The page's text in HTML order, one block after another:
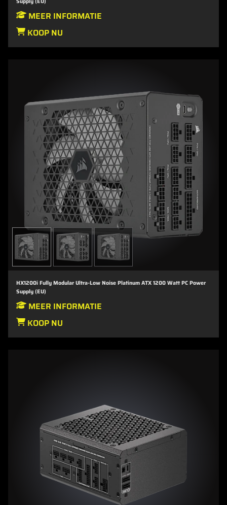
MEER INFORMATIE
KOOP NU
HX1200i Fully Modular Ultra-Low Noise Platinum ATX 1200 Watt PC Power
Supply (EU)
MEER INFORMATIE
KOOP NU